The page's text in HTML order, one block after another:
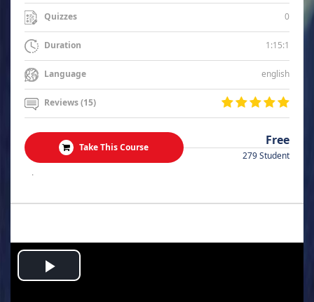
Quizzes 0
Duration 1:15:1
Language english
Reviews (15)
Take This Course Free
279 Student
.
Play